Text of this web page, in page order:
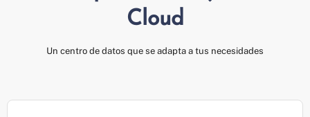
Cloud
Un centro de datos que se adapta a tus necesidades